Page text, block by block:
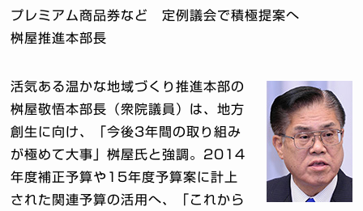
プレミアム商品券など 定例議会で積極提案へ
桝屋推進本部長
活気ある温かな地域づくり推進本部の
桝屋敬悟本部長（衆院議員）は、地方
創生に向け、「今後3年間の取り組み
が極めて大事」桝屋氏と強調。2014
年度補正予算や15年度予算案に計上
された関連予算の活用へ、「これから